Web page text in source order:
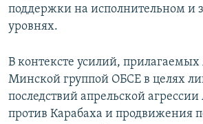
поддержки на исполнительном и
уровнях.
В контексте усилий,
Минской группой ОБСЕ в целях
последствий апрельской
против Карабаха и продвижения